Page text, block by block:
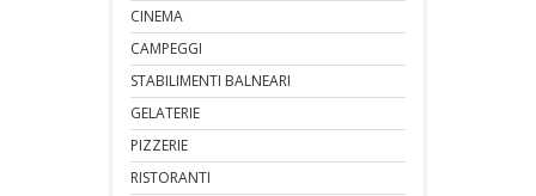
CINEMA
CAMPEGGI
STABILIMENTI BALNEARI
GELATERIE
PIZZERIE
RISTORANTI